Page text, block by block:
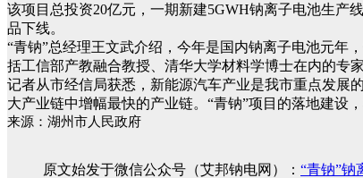
该项目总投资20亿元，一期新建5GWH钠离子电池生产
品下线。
“青钠”总经理王文武介绍，今年是国内钠离子电池元年
括工信部产教融合教授、清华大学材料学博士在内的专
记者从市经信局获悉，新能源汽车产业是我市重点发展
大产业链中增幅最快的产业链。“青钠”项目的落地建设
来源：湖州市人民政府
原文始发于微信公众号（艾邦钠电网）： “青钠”钠